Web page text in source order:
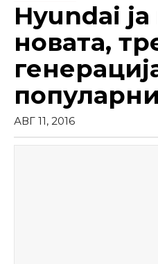
Hyundai ја
новата,
АВГ 11, 2016